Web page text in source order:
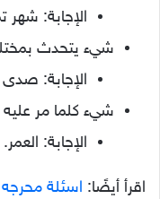
الإجابة: شهر
شيء يتحدث
الإجابة:
شيء كلما مر
الإجابة: العمر.
اقرأ أيضًا: اسئلة محرجه